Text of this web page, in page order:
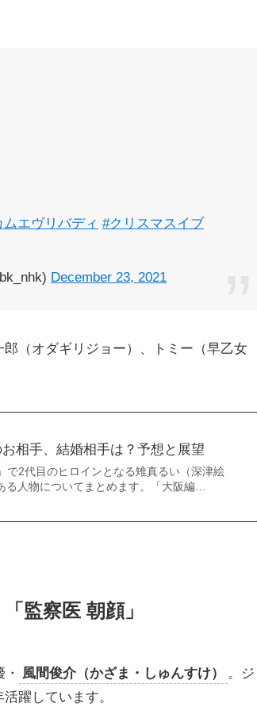
ムエヴリバディ #クリスマスイブ
December 23, 2021
（オダギリジョー）、トミー（早乙女
相手、結婚相手は？予想と展望
で2代目のヒロインとなる雉真るい（深津絵
人物についてまとめます。「大阪編…
監察医 朝顔」
風間俊介（かざま・しゅんすけ）
。ジ
躍しています。